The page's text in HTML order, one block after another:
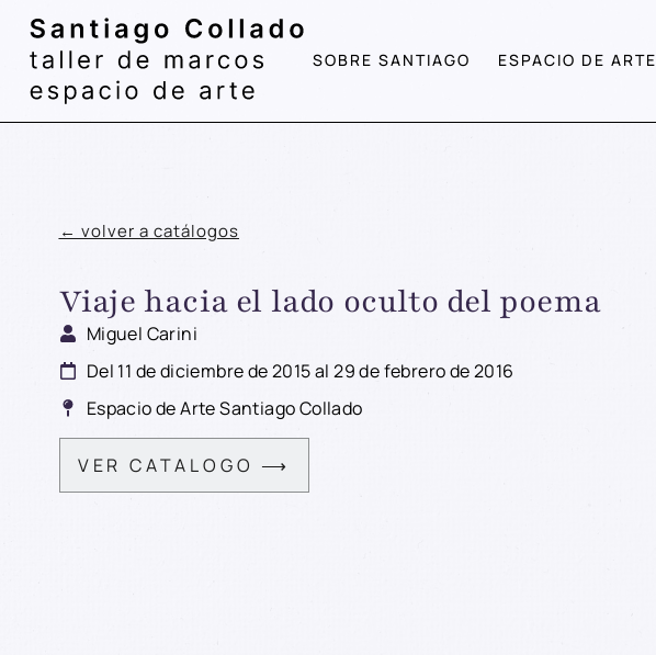
SOBRE SANTIAGO ESPACIO DE ARTE
← volver a catálogos
Viaje hacia el lado oculto del poema
Miguel Carini
Del 11 de diciembre de 2015 al 29 de febrero de 2016
Espacio de Arte Santiago Collado
VER CATALOGO ⟶